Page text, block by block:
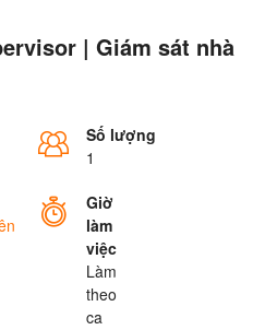
| Giám sát nhà
Số lượng
1
Giờ
làm
việc
Làm
theo
ca